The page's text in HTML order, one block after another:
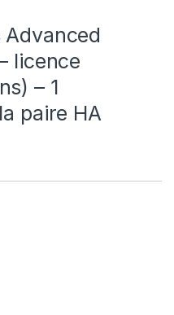
licence
– 1
paire HA